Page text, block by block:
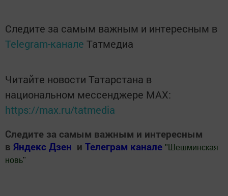
Следите за самым важным и интересным в
Telegram-канале Татмедиа
Читайте новости Татарстана в
национальном мессенджере MАХ:
https://max.ru/tatmedia
Следите за самым важным и интересным
в Яндекс Дзен и Телеграм канале " Шешминская
новь"